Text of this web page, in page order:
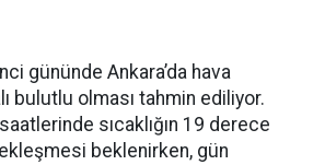
gününde Ankara’da hava
bulutlu olması tahmin ediliyor.
sıcaklığın 19 derece
beklenirken, gün